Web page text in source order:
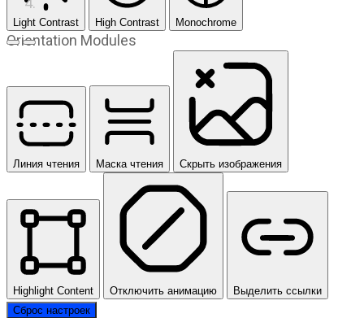
Предыдущий слайд
Следующий слайд
Light Contrast High Contrast Monochrome
Orientation Modules
Линия чтения Маска чтения Скрыть изображения
Highlight Content Отключить анимацию
Выделить ссылки
Сброс настроек